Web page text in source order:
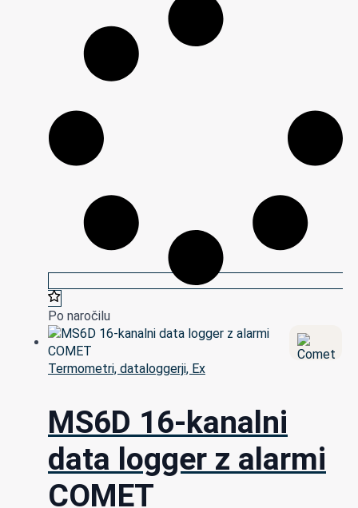
Po naročilu
Termometri, dataloggerji, Ex
MS6D 16-kanalni
data logger z alarmi
COMET